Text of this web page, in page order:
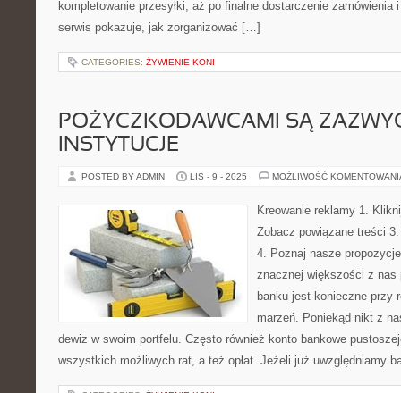
kompletowanie przesyłki, aż po finalne dostarczenie zamówienia
serwis pokazuje, jak zorganizować […]
CATEGORIES: ŻYWIENIE KONI
POŻYCZKODAWCAMI SĄ
INSTYTUCJE
POSTED BY ADMIN LIS - 9 - 2025 MOŻLIWOŚĆ
Kreowanie reklamy 1.
Zobacz powiązane treści
4. Poznaj nasze
znacznej większości z nas
banku jest konieczne przy
marzeń. Poniekąd nikt z
dewiz w swoim portfelu. Często również konto bankowe
wszystkich możliwych rat, a też opłat. Jeżeli już uwzględniamy